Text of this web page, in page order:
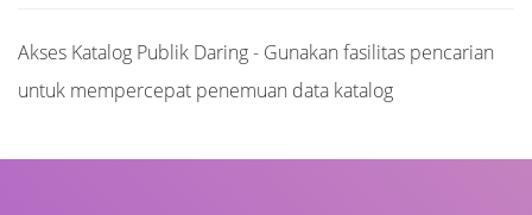
Akses Katalog Publik Daring - Gunakan fasilitas pencarian
untuk mempercepat penemuan data katalog